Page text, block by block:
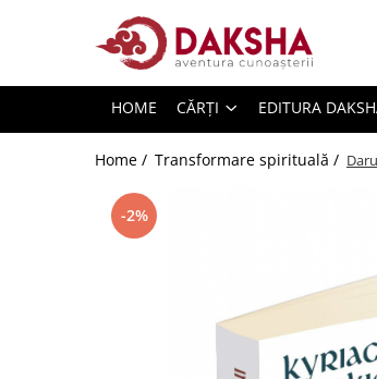
Editura Daksha
Seria Radu Cinamar
Seria David Icke
HOME CĂRȚI EDITURA
Home / Transformare spirituală /
-2%